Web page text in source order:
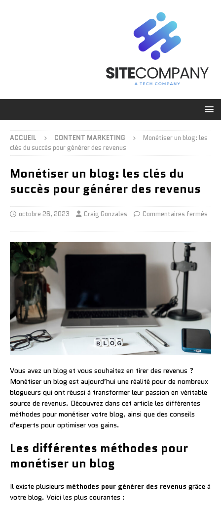
ACCUEIL CONTENT MARKETING
Monétiser un blog: les
clés du succès pour générer des revenus
Monétiser un blog: les clés du
succès pour générer des revenus
octobre 26, 2023 Craig Gonzales Commentaires fermés
Vous avez un blog et vous souhaitez en tirer des revenus ?
Monétiser un blog est aujourd’hui une réalité pour de nombreux
blogueurs qui ont réussi à transformer leur passion en véritable
source de revenus. Découvrez dans cet article les différentes
méthodes pour monétiser votre blog, ainsi que des conseils
d’experts pour optimiser vos gains.
Les différentes méthodes pour
monétiser un blog
Il existe plusieurs méthodes pour générer des revenus grâce à
votre blog. Voici les plus courantes :